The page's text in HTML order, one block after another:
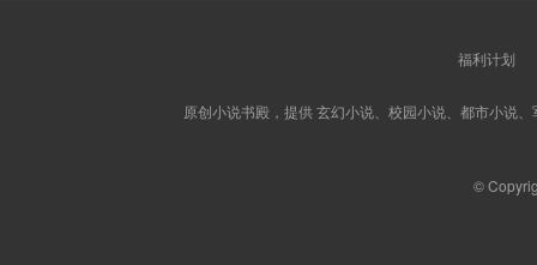
福利计划
原创小说书殿，提供 玄幻小说、校园小说、都市小说
©